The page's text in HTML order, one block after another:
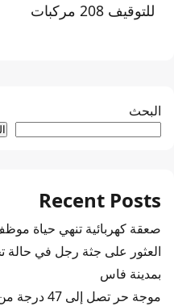
للتوقيف 208 مركبات
البحث
Recent Posts
صعقة كهربائية تنهي حياة
العثور على جثة رجل في حالة
بمدينة فاس
موجة حر تصل إلى 47 درجة من الخميس حتى السبت